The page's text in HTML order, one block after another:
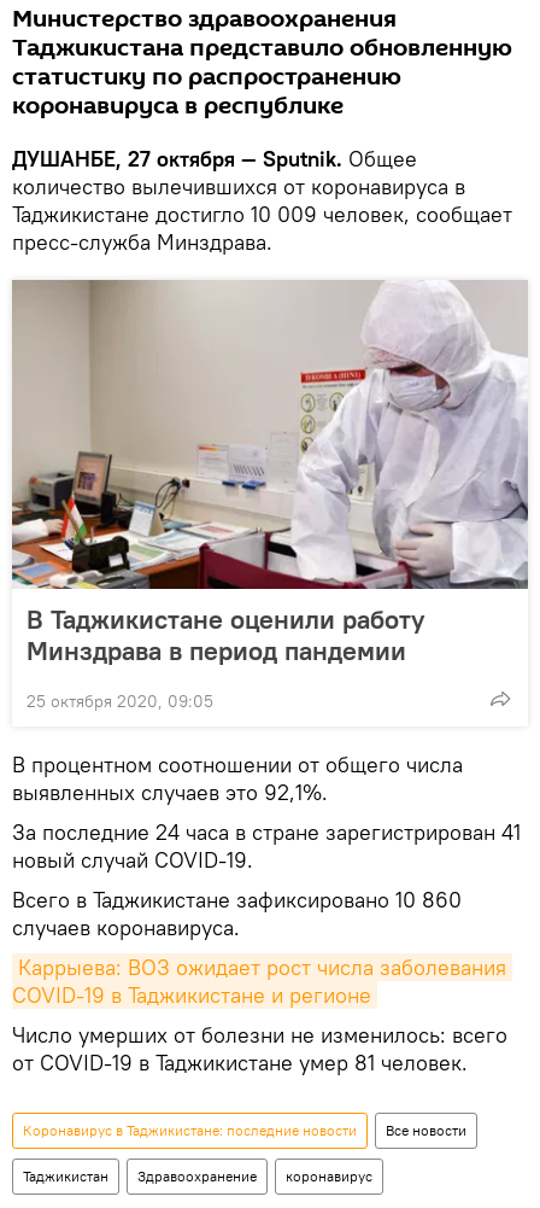
Министерство здравоохранения
Таджикистана представило обновленную
статистику по распространению
коронавируса в республике
ДУШАНБЕ, 27 октября — Sputnik. Общее
количество вылечившихся от коронавируса в
Таджикистане достигло 10 009 человек, сообщает
пресс-служба Минздрава.
В Таджикистане оценили работу
Минздрава в период пандемии
25 октября 2020, 09:05
В процентном соотношении от общего числа
выявленных случаев это 92,1%.
За последние 24 часа в стране зарегистрирован 41
новый случай COVID-19.
Всего в Таджикистане зафиксировано 10 860
случаев коронавируса.
Каррыева: ВОЗ ожидает рост числа заболевания
COVID-19 в Таджикистане и регионе
Число умерших от болезни не изменилось: всего
от COVID-19 в Таджикистане умер 81 человек.
Коронавирус в Таджикистане: последние новости Все новости
Таджикистан Здравоохранение коронавирус